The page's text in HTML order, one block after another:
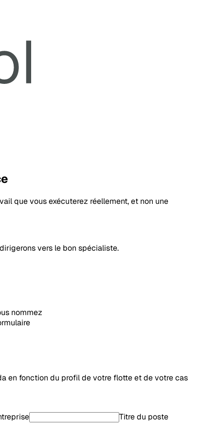
que vous exécuterez réellement, et non une
vers le bon spécialiste.
nommez
en fonction du profil de votre flotte et de votre cas
Titre du poste